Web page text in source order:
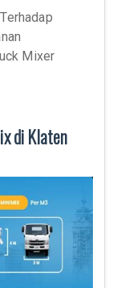
Mixer
di Klaten